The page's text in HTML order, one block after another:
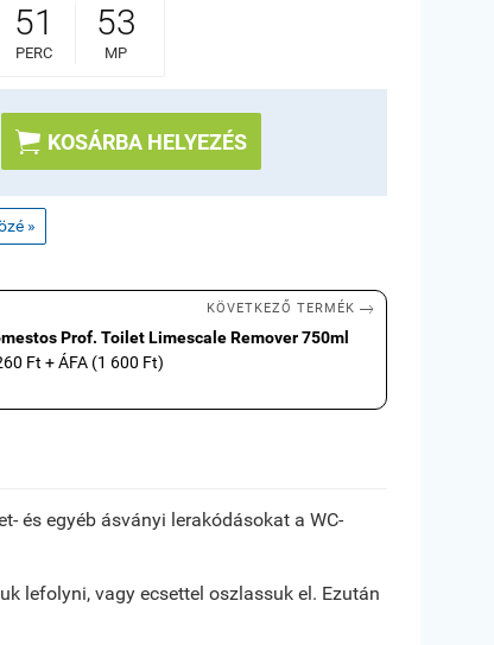
51
PERC
53
MP
 KOSÁRBA HELYEZÉS
»
KÖVETKEZŐ TERMÉK 
Prof. Toilet Limescale Remover 750ml
Ft + ÁFA (1 600 Ft)
és egyéb ásványi lerakódásokat a WC-
lefolyni, vagy ecsettel oszlassuk el. Ezután